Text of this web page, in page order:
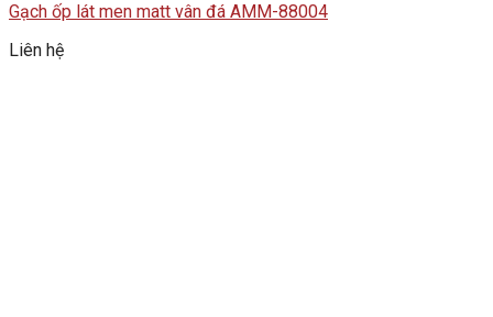
Gạch ốp lát men matt vân đá AMM-88004
Liên hệ